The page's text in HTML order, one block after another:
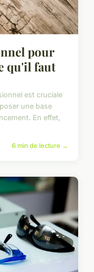
pour
qu'il faut
est cruciale
une base
En effet,
6 min de lecture →